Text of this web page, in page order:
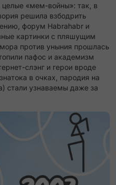
целые «мем-войны»: так, в
решила взбодрить
форум Habrahabr и
картинки с пляшущим
против уныния прошлась
пафос и академизм
слэнг и герои вроде
в очках, пародия на
стали узнаваемы даже за